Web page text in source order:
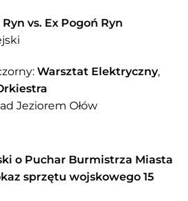
vs. Ex Pogoń Ryn
Warsztat Elektryczny,
Jeziorem Ołów
o Puchar Burmistrza Miasta
sprzętu wojskowego 15